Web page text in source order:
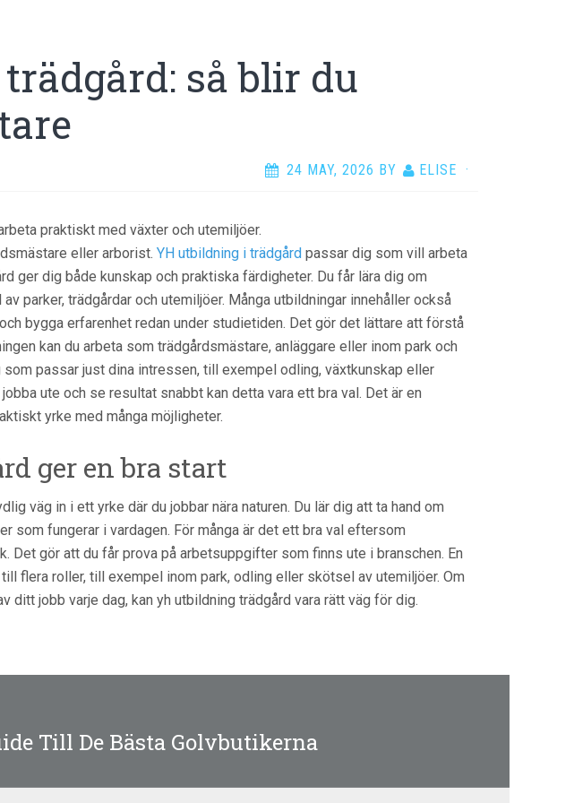
så blir du
24 MAY, 2026 BY ELISE ·
praktiskt med växter och utemiljöer.
eller arborist. YH utbildning i trädgård passar dig som vill arbeta
ger dig både kunskap och praktiska färdigheter. Du får lära dig om
parker, trädgårdar och utemiljöer. Många utbildningar innehåller också
bygga erfarenhet redan under studietiden. Det gör det lättare att förstå
kan du arbeta som trädgårdsmästare, anläggare eller inom park och
som passar just dina intressen, till exempel odling, växtkunskap eller
ute och se resultat snabbt kan detta vara ett bra val. Det är en
yrke med många möjligheter.
ger en bra start
väg in i ett yrke där du jobbar nära naturen. Du lär dig att ta hand om
som fungerar i vardagen. För många är det ett bra val eftersom
Det gör att du får prova på arbetsuppgifter som finns ute i branschen. En
flera roller, till exempel inom park, odling eller skötsel av utemiljöer. Om
ditt jobb varje dag, kan yh utbildning trädgård vara rätt väg för dig.
Till De Bästa Golvbutikerna